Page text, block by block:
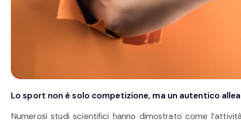
Lo sport non è solo competizione, ma un autentico
Numerosi studi scientifici hanno dimostrato come